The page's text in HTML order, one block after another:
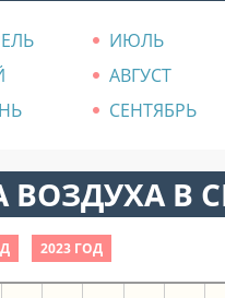
ИЮЛЬ
АВГУСТ
СЕНТЯБРЬ
В
2023 ГОД